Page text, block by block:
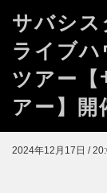
サバシス
ライブハ
ツアー
アー】開
2024年12月17日 /